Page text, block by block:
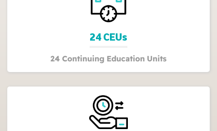
24 CEUs
24 Continuing Education Units